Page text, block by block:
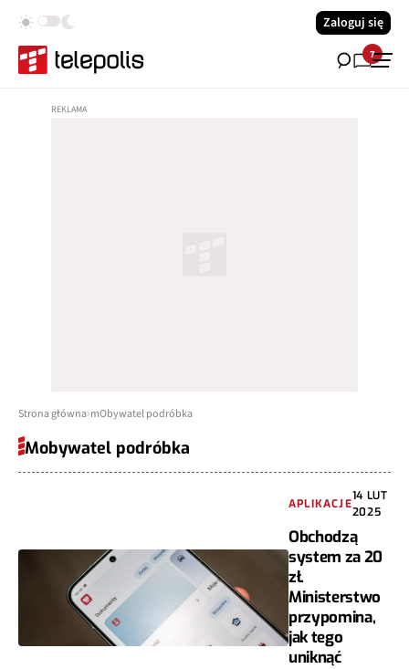
Zaloguj się
7
Strona główna mObywatel podróbka
Mobywatel podróbka
APLIKACJE
14 LUT
2025
Obchodzą
system za 20
zł.
Ministerstwo
przypomina,
jak tego
uniknąć